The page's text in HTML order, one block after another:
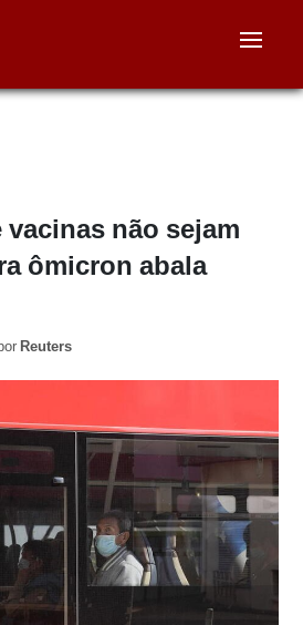
vacinas não sejam
ômicron abala
Reuters